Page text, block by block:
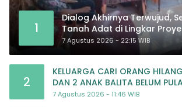
1
Dialog Akhirnya Terwujud,
Tanah Adat di Lingkar
Nasional Memasuki Babak
7 Agustus 2026 - 22:15 WIB
2
KELUARGA CARI ORANG
DAN 2 ANAK BALITA BELUM
JULI 2026
7 Agustus 2026 - 11:46 WIB